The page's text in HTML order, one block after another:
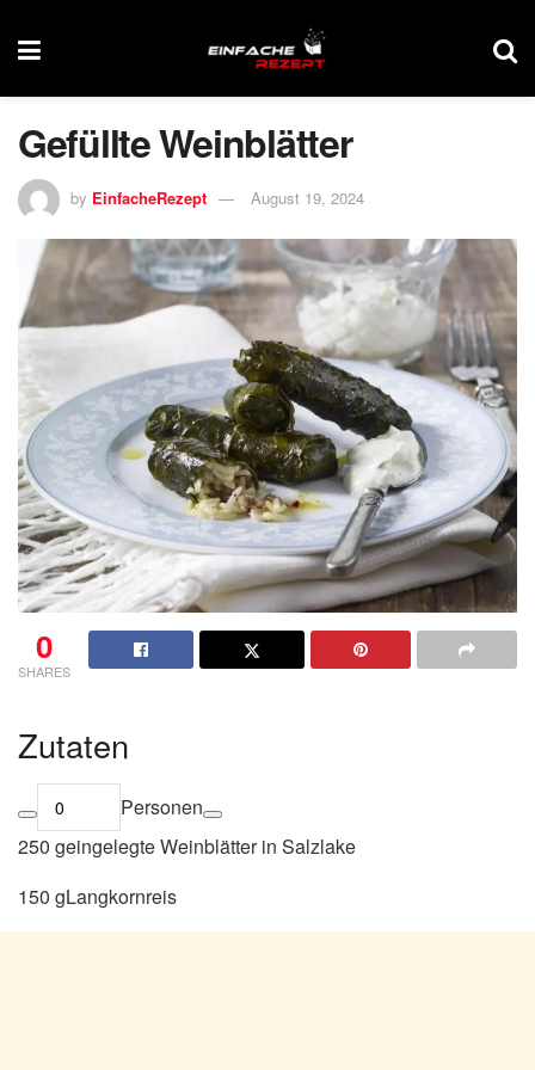
Gefüllte Weinblätter
by EinfacheRezept August 19, 2024
0
SHARES
Zutaten
Personen
250 geingelegte Weinblätter in Salzlake
150 gLangkornreis